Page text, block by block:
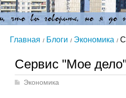
Главная Блоги Экономика
Сервис "Мое
Экономика